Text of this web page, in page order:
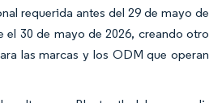
requerida antes del 29 de mayo de
el 30 de mayo de 2026, creando otro
las marcas y los ODM que operan